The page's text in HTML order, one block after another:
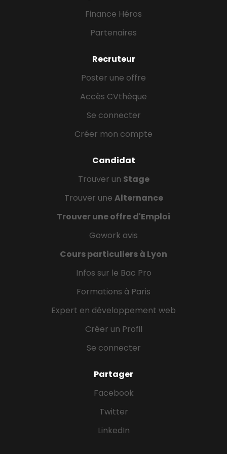
Finance Héros
Partenaires
Recruteur
Poster une offre
Accès CVthèque
Se connecter
Créer mon compte
Candidat
Trouver un Stage
Trouver une Alternance
Trouver une offre d'Emploi
Gowork avis
Cours particuliers à Lyon
Infos sur le Bac Pro
Formations à Paris
Expert en développement web
Créer un Profil
Se connecter
Partager
Facebook
Twitter
LinkedIn